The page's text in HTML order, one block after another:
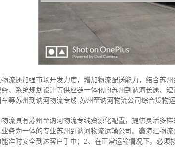
还加强市场开发力度，增加物流配送能力，结合苏州
、系统规划设计等供应链一体化的苏州到讷河长途、
等苏州到讷河物流专线-苏州至讷河物流公司综合货物运
具有苏州至讷河物流专线资源化配置，提供灵活多样
务为一体的专业苏州到讷河物流运输公司。鑫海汇物
准时安全到达客户手中；2、在正常运输情况下，必